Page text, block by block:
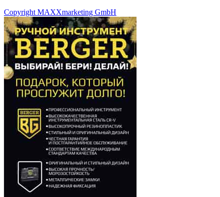
Copyright MAXXmarketing GmbH